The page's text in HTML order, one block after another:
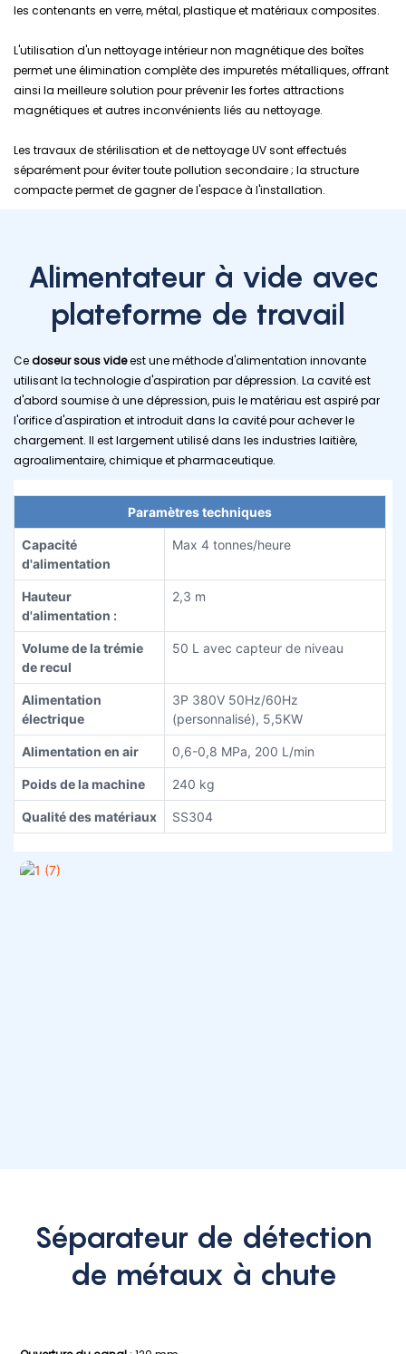
les contenants en verre, métal, plastique et matériaux composites.
L'utilisation d'un nettoyage intérieur non magnétique des boîtes
permet une élimination complète des impuretés métalliques, offrant
ainsi la meilleure solution pour prévenir les fortes attractions
magnétiques et autres inconvénients liés au nettoyage.
Les travaux de stérilisation et de nettoyage UV sont effectués
séparément pour éviter toute pollution secondaire ; la structure
compacte permet de gagner de l'espace à l'installation.
Alimentateur à vide avec
plateforme de travail
Cedoseur sous videest une méthode d'alimentation innovante
utilisant la technologie d'aspiration par dépression. La cavité est
d'abord soumise à une dépression, puis le matériau est aspiré par
l'orifice d'aspiration et introduit dans la cavité pour achever le
chargement. Il est largement utilisé dans les industries laitière,
agroalimentaire, chimique et pharmaceutique.
Paramètres techniques
Capacité
d'alimentation
Max 4 tonnes/heure
Hauteur
d'alimentation :
2,3 m
Volume de la trémie
de recul
50 L avec capteur de niveau
Alimentation
électrique
3P 380V 50Hz/60Hz
(personnalisé), 5,5KW
Alimentation en air 0,6-0,8 MPa, 200 L/min
Poids de la machine 240 kg
Qualité des matériaux SS304
Séparateur de détection
de métaux à chute